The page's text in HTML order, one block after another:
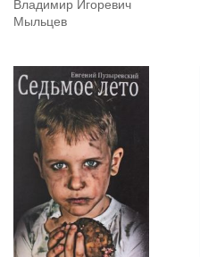
Владимир Игоревич
Мыльцев